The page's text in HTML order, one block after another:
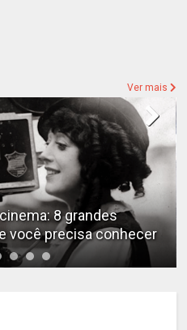
Ver mais
8 grandes
você precisa conhecer